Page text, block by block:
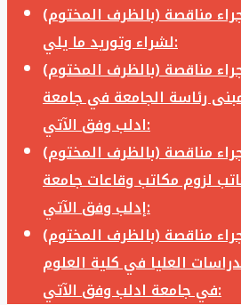
مناقصة (بالظرف المختوم)
لشراء وتوريد ما يلي:
مناقصة (بالظرف المختوم)
رئاسة الجامعة في جامعة
ادلب وفق الآتي:
مناقصة (بالظرف المختوم)
لزوم مكاتب وقاعات جامعة
إدلب وفق الآتي:
مناقصة (بالظرف المختوم)
العليا في كلية العلوم
في جامعة ادلب وفق الآتي: